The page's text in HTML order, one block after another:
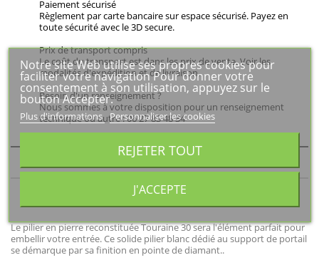
Paiement sécurisé
Règlement par carte bancaire sur espace sécurisé. Payez en
toute sécurité avec le 3D secure.
Prix de transport compris
Le coût du transport est dans les prix de vente. Voir les
modalités d'expédition et de livraison.
Besoin d'un renseignement ?
Nous sommes à votre disposition pour un renseignement
technique ou autre : 06 27 83 48 34
DESCRIPTION
DÉTAILS DU PRODUIT
Le pilier en pierre reconstituée Touraine 30 sera l'élément parfait pour
embellir votre entrée. Ce solide pilier blanc dédié au support de portail
se démarque par sa finition en pointe de diamant..
Notre site Web utilise ses propres cookies pour
faciliter votre navigation Pour donner votre
consentement à son utilisation, appuyez sur le
bouton Accepter.
Plus d'informations Personnaliser les cookies
REJETER TOUT
J'ACCEPTE